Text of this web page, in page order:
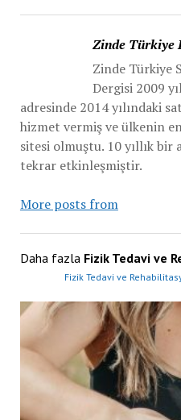
Zinde Türkiye
Zinde Türkiye
Dergisi 2009
adresinde 2014 yılındaki
hizmet vermiş ve ülkenin
sitesi olmuştu. 10 yıllık bir
tekrar etkinleşmiştir.
More posts from
Daha fazla Fizik Tedavi ve
Fizik Tedavi ve